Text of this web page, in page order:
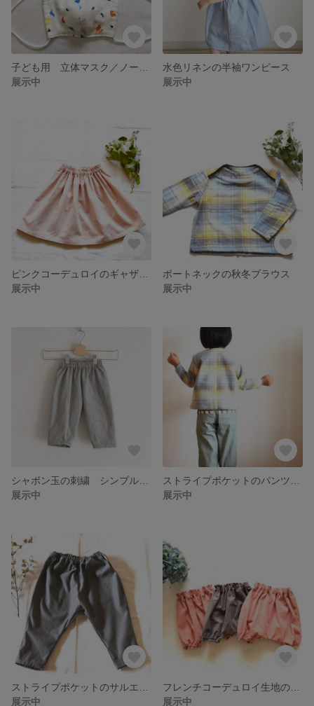
展示中
水色リネンの半袖ワンピース
展示中
展示中
ボートネックの秋冬ブラウス
展示中
展示中
展示中
展示中
展示中